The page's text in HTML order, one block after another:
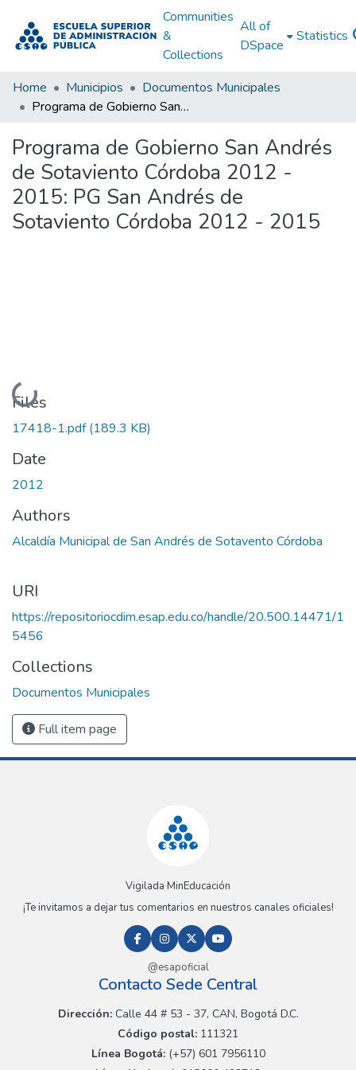
Communities
&
Collections
All of
DSpace
Statistics
Home Municipios
Documentos Municipales
Programa de Gobierno San Andrés de Sotaviento Córdoba 2012 - 2015: PG San Andrés de Sotaviento Córdoba 2012 - 2015
Programa de Gobierno San Andrés
de Sotaviento Córdoba 2012 -
2015: PG San Andrés de
Sotaviento Córdoba 2012 - 2015
Loading...
Files
17418-1.pdf(189.3 KB)
Date
2012
Authors
Alcaldía Municipal de San Andrés de Sotavento Córdoba
URI
https://repositoriocdim.esap.edu.co/handle/20.500.14471/1
5456
Collections
Documentos Municipales
Full item page
Vigilada MinEducación
¡Te invitamos a dejar tus comentarios en nuestros canales oficiales!
@esapoficial
Contacto Sede Central
Dirección:Calle 44 # 53 - 37, CAN, Bogotá D.C.
Código postal: 111321
Línea Bogotá:(+57) 601 7956110